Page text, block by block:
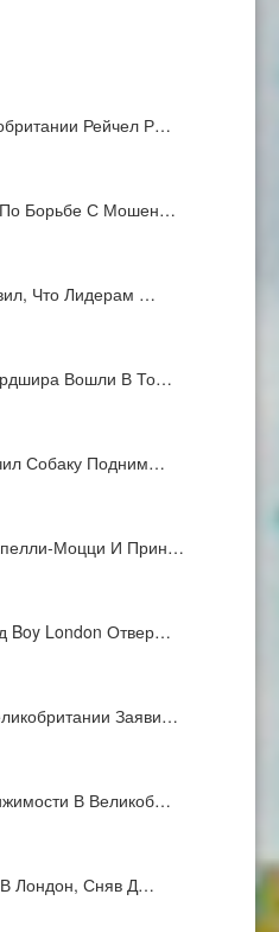
Рейчел Р…
По Борьбе С Мошен…
Что Лидерам …
Вошли В То…
Собаку Подним…
Моцци И Прин…
Boy London Отвер…
Заяви…
В Великоб…
Лондон, Сняв Д…